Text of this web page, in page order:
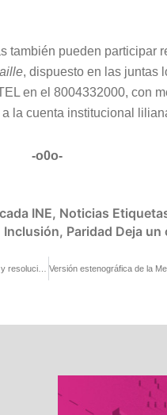
también pueden participar
, dispuesto en las juntas
en el 8004332000, con
la cuenta institucional
-o0o-
INE, Noticias
Inclusión, Paridad Deja un